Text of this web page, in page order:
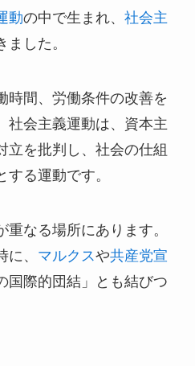
動の中で生まれ、 社会主
ました。
時間、労働条件の改善を
社会主義運動は、資本主
立を批判し、社会の仕組
る運動です。
重なる場所にあります。
、 マルクスや共産党宣
国際的団結」とも結びつ